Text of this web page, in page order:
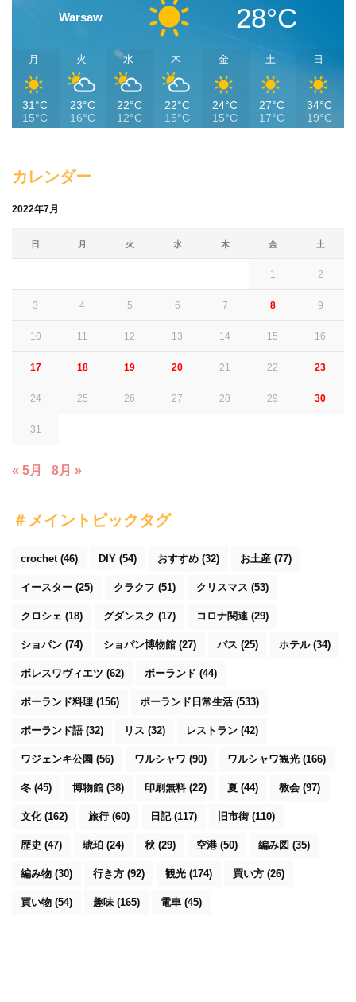
Warsaw 28°C
月
31°C
15°C
火
23°C
16°C
水
22°C
12°C
木
22°C
15°C
金
24°C
15°C
土
27°C
17°C
日
34°C
19°C
カレンダー
2022年7月
日 月 火 水 木 金 土
1 2
3 4 5 6 7 8 9
10 11 12 13 14 15 16
17 18 19 20 21 22 23
24 25 26 27 28 29 30
31
« 5月 8月 »
＃メイントピックタグ
crochet(46) DIY (54) おすすめ (32) お土産 (77)
イースター (25) クラクフ (51) クリスマス (53)
クロシェ (18) グダンスク (17) コロナ関連 (29)
ショパン (74) ショパン博物館 (27) バス (25) ホテル(34)
ボレスワヴィエツ (62) ポーランド (44)
ポーランド料理 (156) ポーランド日常生活(533)
ポーランド語(32) リス (32) レストラン (42)
ワジェンキ公園 (56) ワルシャワ (90) ワルシャワ観光 (166)
冬 (45) 博物館 (38) 印刷無料(22) 夏 (44) 教会 (97)
文化(162) 旅行 (60) 日記(117) 旧市街 (110)
歴史 (47) 琥珀 (24) 秋 (29) 空港 (50) 編み図 (35)
編み物 (30) 行き方 (92) 観光 (174) 買い方 (26)
買い物 (54) 趣味(165) 電車 (45)